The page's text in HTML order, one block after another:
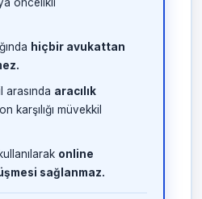
hiçbir avukattan
arasında aracılık
karşılığı müvekkil
online
sağlanmaz.